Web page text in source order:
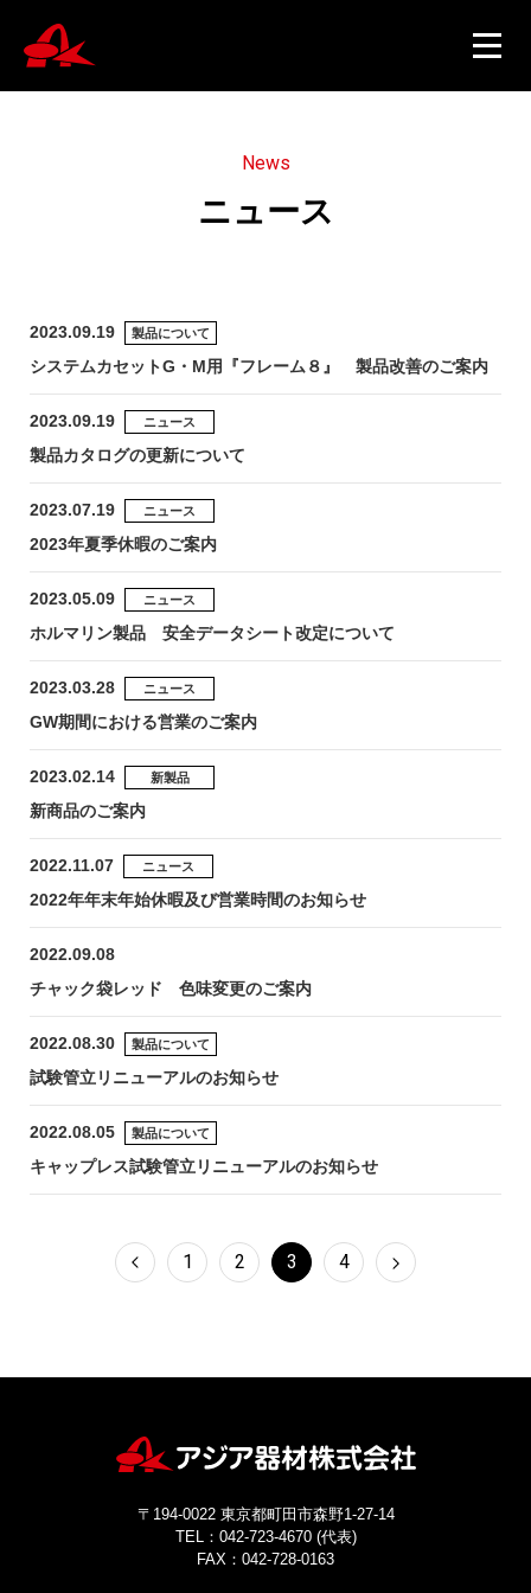
会社概要
採用情報
お問い合わせ
TEL：042-723-4670 (代表)
FAX：042-728-0163
News
ニュース
2023.09.19 製品について
システムカセットG・M用『フレーム８』 製品改善のご案内
2023.09.19 ニュース
製品カタログの更新について
2023.07.19 ニュース
2023年夏季休暇のご案内
2023.05.09 ニュース
ホルマリン製品 安全データシート改定について
2023.03.28 ニュース
GW期間における営業のご案内
2023.02.14 新製品
新商品のご案内
2022.11.07 ニュース
2022年年末年始休暇及び営業時間のお知らせ
2022.09.08
チャック袋レッド 色味変更のご案内
2022.08.30 製品について
試験管立リニューアルのお知らせ
2022.08.05 製品について
キャップレス試験管立リニューアルのお知らせ
1 2 3 4
〒194-0022 東京都町田市森野1-27-14
TEL：042-723-4670 (代表)
FAX：042-728-0163